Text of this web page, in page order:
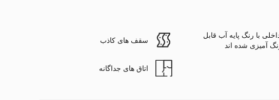
با رنگ پایه آب قابل
آمیزی شده اند
سقف های کاذب
اتاق های جداگانه